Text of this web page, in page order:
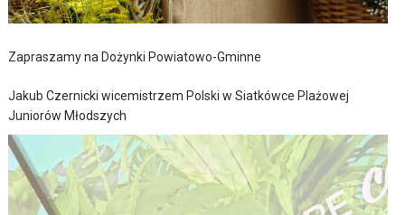
Zapraszamy na Dożynki Powiatowo-Gminne
Jakub Czernicki wicemistrzem Polski w Siatkówce Plażowej
Juniorów Młodszych